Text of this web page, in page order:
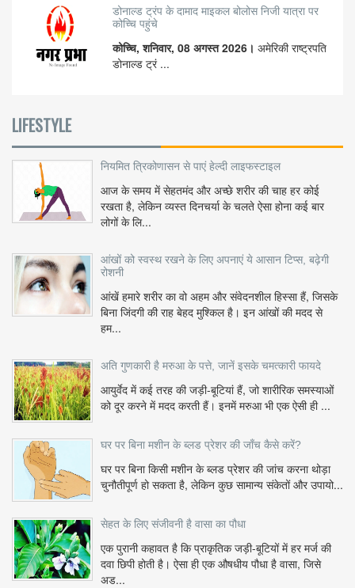
डोनाल्ड ट्रंप के दामाद माइकल बोलोस निजी यात्रा पर
कोच्चि पहुंचे
कोच्चि, शनिवार, 08 अगस्त 2026। अमेरिकी राष्ट्रपति
डोनाल्ड ट्रं ...
LIFESTYLE
नियमित त्रिकोणासन से पाएं हेल्दी लाइफस्टाइल
आज के समय में सेहतमंद और अच्छे शरीर की चाह हर कोई
रखता है, लेकिन व्यस्त दिनचर्या के चलते ऐसा होना कई बार
लोगों के लि...
आंखों को स्वस्थ रखने के लिए अपनाएं ये आसान टिप्स, बढ़ेगी
रोशनी
आंखें हमारे शरीर का वो अहम और संवेदनशील हिस्सा हैं, जिसके
बिना जिंदगी की राह बेहद मुश्किल है। इन आंखों की मदद से
हम...
अति गुणकारी है मरुआ के पत्ते, जानें इसके चमत्कारी फायदे
आयुर्वेद में कई तरह की जड़ी-बूटियां हैं, जो शारीरिक समस्याओं
को दूर करने में मदद करती हैं। इनमें मरुआ भी एक ऐसी ही ...
घर पर बिना मशीन के ब्लड प्रेशर की जाँच कैसे करें?
घर पर बिना किसी मशीन के ब्लड प्रेशर की जांच करना थोड़ा
चुनौतीपूर्ण हो सकता है, लेकिन कुछ सामान्य संकेतों और उपायो...
सेहत के लिए संजीवनी है वासा का पौधा
एक पुरानी कहावत है कि प्राकृतिक जड़ी-बूटियों में हर मर्ज की
दवा छिपी होती है। ऐसा ही एक औषधीय पौधा है वासा, जिसे
अड...